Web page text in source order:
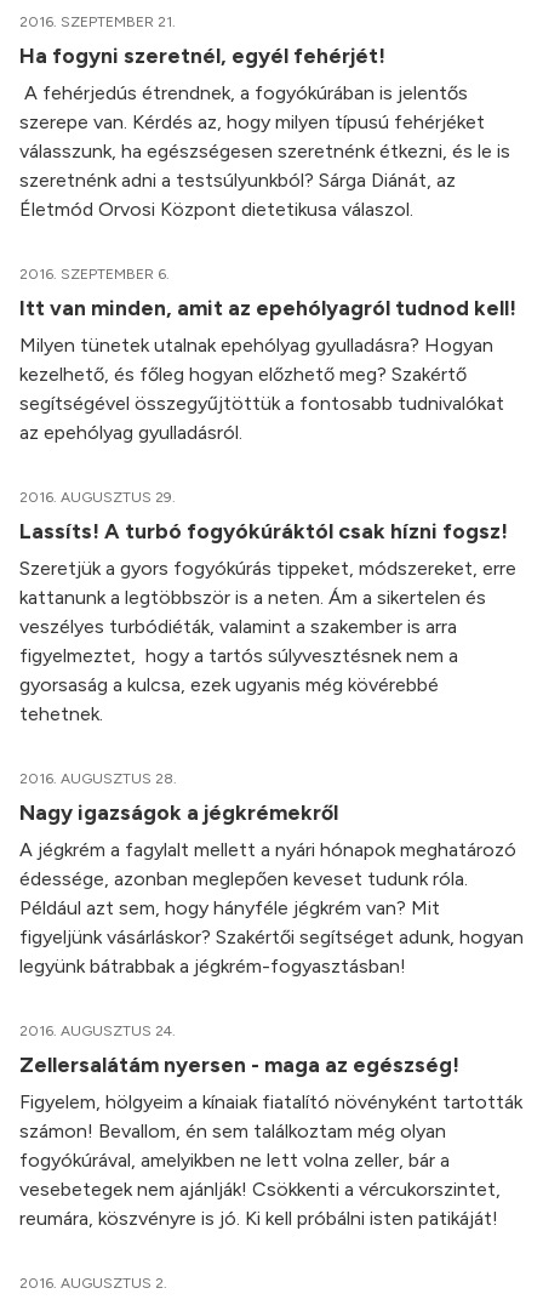
2016. SZEPTEMBER 21.
Ha fogyni szeretnél, egyél fehérjét!
A fehérjedús étrendnek, a fogyókúrában is jelentős
szerepe van. Kérdés az, hogy milyen típusú fehérjéket
válasszunk, ha egészségesen szeretnénk étkezni, és le is
szeretnénk adni a testsúlyunkból? Sárga Diánát, az
Életmód Orvosi Központ dietetikusa válaszol.
2016. SZEPTEMBER 6.
Itt van minden, amit az epehólyagról tudnod kell!
Milyen tünetek utalnak epehólyag gyulladásra? Hogyan
kezelhető, és főleg hogyan előzhető meg? Szakértő
segítségével összegyűjtöttük a fontosabb tudnivalókat
az epehólyag gyulladásról.
2016. AUGUSZTUS 29.
Lassíts! A turbó fogyókúráktól csak hízni fogsz!
Szeretjük a gyors fogyókúrás tippeket, módszereket, erre
kattanunk a legtöbbször is a neten. Ám a sikertelen és
veszélyes turbódiéták, valamint a szakember is arra
figyelmeztet, hogy a tartós súlyvesztésnek nem a
gyorsaság a kulcsa, ezek ugyanis még kövérebbé
tehetnek.
2016. AUGUSZTUS 28.
Nagy igazságok a jégkrémekről
A jégkrém a fagylalt mellett a nyári hónapok meghatározó
édessége, azonban meglepően keveset tudunk róla.
Például azt sem, hogy hányféle jégkrém van? Mit
figyeljünk vásárláskor? Szakértői segítséget adunk, hogyan
legyünk bátrabbak a jégkrém-fogyasztásban!
2016. AUGUSZTUS 24.
Zellersalátám nyersen - maga az egészség!
Figyelem, hölgyeim a kínaiak fiatalító növényként tartották
számon! Bevallom, én sem találkoztam még olyan
fogyókúrával, amelyikben ne lett volna zeller, bár a
vesebetegek nem ajánlják! Csökkenti a vércukorszintet,
reumára, köszvényre is jó. Ki kell próbálni isten patikáját!
2016. AUGUSZTUS 2.